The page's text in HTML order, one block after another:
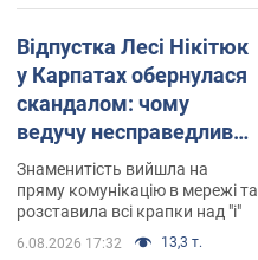
Відпустка Лесі Нікітюк
у Карпатах обернулася
скандалом: чому
ведучу несправедливо
захейтили
Знаменитість вийшла на
пряму комунікацію в мережі та
розставила всі крапки над "і"
6.08.2026 17:32 13,3 т.